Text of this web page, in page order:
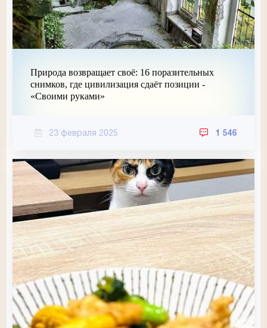
Природа возвращает своё: 16 поразительных
снимков, где цивилизация сдаёт позиции -
«Своими руками»
23 февраля 2025 1 546